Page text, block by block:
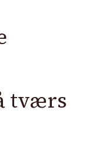
tværs